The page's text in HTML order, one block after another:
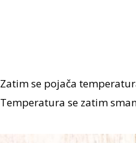
Zatim se pojača
Temperatura se zatim